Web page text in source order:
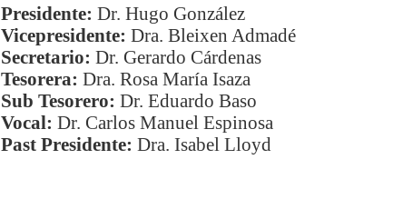
Presidente: Dr. Hugo González
Vicepresidente: Dra. Bleixen Admadé
Secretario: Dr. Gerardo Cárdenas
Tesorera: Dra. Rosa María Isaza
Sub Tesorero: Dr. Eduardo Baso
Vocal: Dr. Carlos Manuel Espinosa
Past Presidente: Dra. Isabel Lloyd